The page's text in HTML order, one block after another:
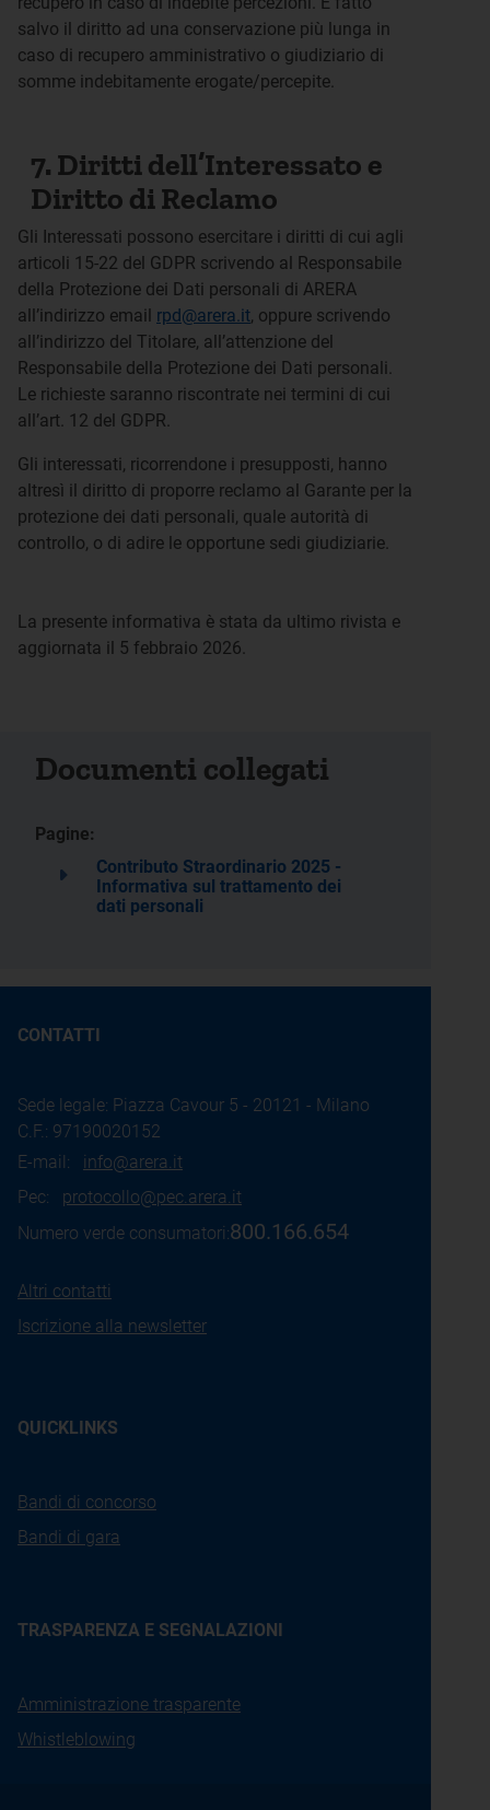
salvo il diritto ad una conservazione più lunga in
caso di recupero amministrativo o giudiziario di
somme indebitamente erogate/percepite.
7. Diritti dell’Interessato e
Diritto di Reclamo
Gli Interessati possono esercitare i diritti di cui agli
articoli 15-22 del GDPR scrivendo al Responsabile
della Protezione dei Dati personali di ARERA
all’indirizzo email rpd@arera.it, oppure scrivendo
all’indirizzo del Titolare, all’attenzione del
Responsabile della Protezione dei Dati personali.
Le richieste saranno riscontrate nei termini di cui
all’art. 12 del GDPR.
Gli interessati, ricorrendone i presupposti, hanno
altresì il diritto di proporre reclamo al Garante per la
protezione dei dati personali, quale autorità di
controllo, o di adire le opportune sedi giudiziarie.
La presente informativa è stata da ultimo rivista e
aggiornata il 5 febbraio 2026.
Documenti collegati
Pagine:
Contributo Straordinario 2025 -
Informativa sul trattamento dei
dati personali
CONTATTI
Sede legale: Piazza Cavour 5 - 20121 - Milano
C.F.: 97190020152
E-mail: info@arera.it
Pec: protocollo@pec.arera.it
Numero verde consumatori:800.166.654
Altri contatti
Iscrizione alla newsletter
QUICKLINKS
Bandi di concorso
Bandi di gara
TRASPARENZA E SEGNALAZIONI
Amministrazione trasparente
Whistleblowing